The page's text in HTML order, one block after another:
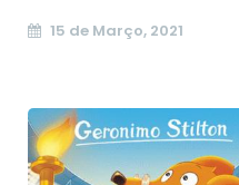
15 de Março, 2021